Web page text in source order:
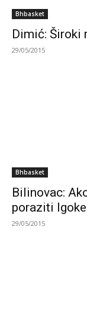
Bhbasket
Dimić: Široki
29/05/2015
Bhbasket
Bilinovac:
poraziti
29/05/2015